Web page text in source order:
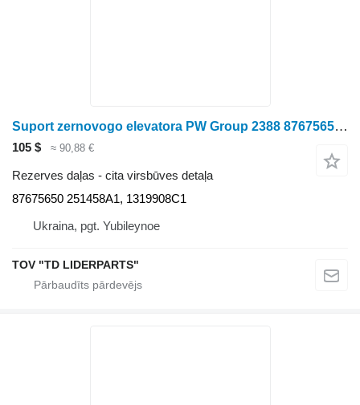
Suport zernovogo elevatora PW Group 2388 87675650 paredzēts graudu kombaina
105 $ ≈ 90,88 €
Rezerves daļas - cita virsbūves detaļa
87675650 251458A1, 1319908C1
Ukraina, pgt. Yubileynoe
TOV "TD LIDERPARTS"